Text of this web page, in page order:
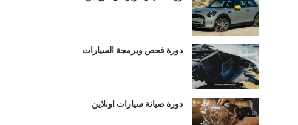
دورة فحص وبرمجة السيارات
دورة صيانة سيارات اونلاين